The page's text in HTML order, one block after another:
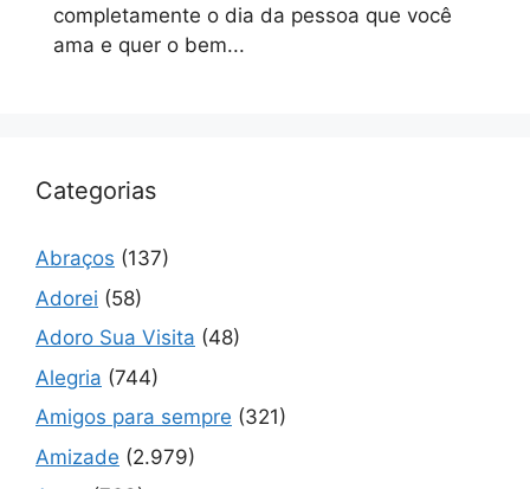
completamente o dia da pessoa que você
ama e quer o bem...
Categorias
Abraços (137)
Adorei (58)
Adoro Sua Visita (48)
Alegria (744)
Amigos para sempre (321)
Amizade (2.979)